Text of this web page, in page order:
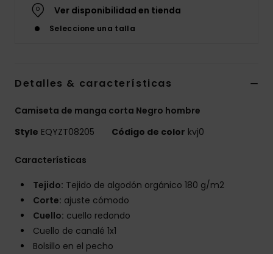
Ver disponibilidad en tienda
Seleccione una talla
Detalles & características
Camiseta de manga corta Negro hombre
Style EQYZT08205 Código de color kvj0
Características
Tejido: Tejido de algodón orgánico 180 g/m2
Corte: ajuste cómodo
Cuello: cuello redondo
Cuello de canalé 1x1
Bolsillo en el pecho